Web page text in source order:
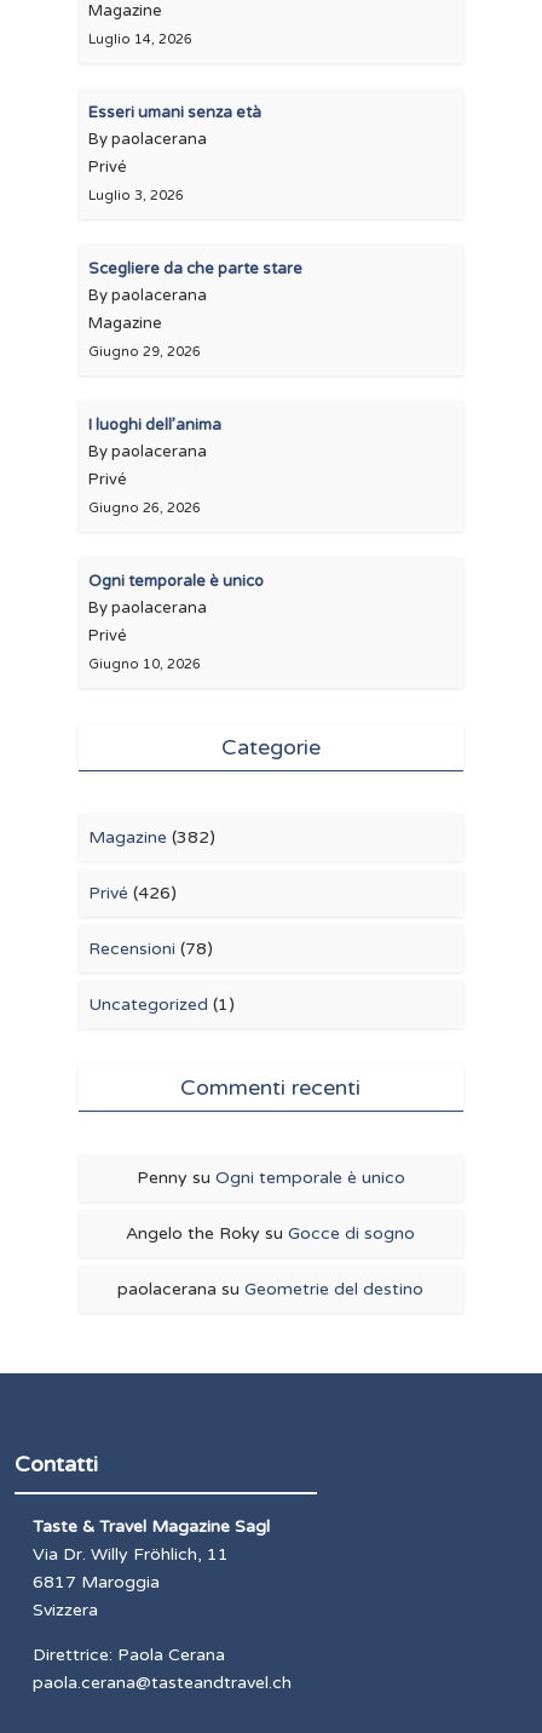
Magazine
Luglio 14, 2026
Esseri umani senza età
By paolacerana
Privé
Luglio 3, 2026
Scegliere da che parte stare
By paolacerana
Magazine
Giugno 29, 2026
I luoghi dell’anima
By paolacerana
Privé
Giugno 26, 2026
Ogni temporale è unico
By paolacerana
Privé
Giugno 10, 2026
Categorie
Magazine (382)
Privé (426)
Recensioni (78)
Uncategorized (1)
Commenti recenti
Penny su Ogni temporale è unico
Angelo the Roky suGocce di sogno
paolacerana suGeometrie del destino
Contatti
Taste & Travel Magazine Sagl
Via Dr. Willy Fröhlich, 11
6817 Maroggia
Svizzera
Direttrice: Paola Cerana
paola.cerana@tasteandtravel.ch